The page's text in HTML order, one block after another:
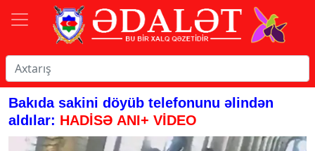
Bakıda sakini döyüb telefonunu əlindən
aldılar: HADİSƏ ANI+ VİDEO